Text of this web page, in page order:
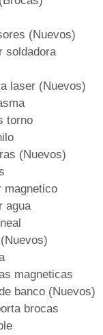
(Nuevos)
soldadora
laser (Nuevos)
torno
(Nuevos)
magnetico
agua
magneticas
banco (Nuevos)
brocas